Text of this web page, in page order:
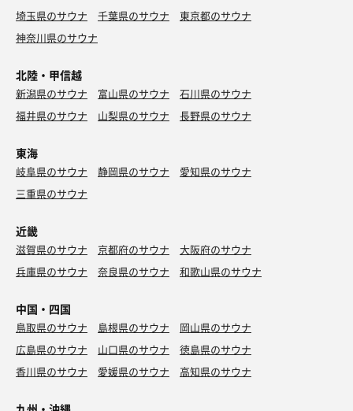
埼玉県のサウナ
千葉県のサウナ
東京都のサウナ
神奈川県のサウナ
北陸・甲信越
新潟県のサウナ 富山県のサウナ
石川県のサウナ
福井県のサウナ
山梨県のサウナ 長野県のサウナ
東海
岐阜県のサウナ 静岡県のサウナ
愛知県のサウナ
三重県のサウナ
近畿
滋賀県のサウナ 京都府のサウナ
大阪府のサウナ
兵庫県のサウナ
奈良県のサウナ 和歌山県のサウナ
中国・四国
鳥取県のサウナ 島根県のサウナ
岡山県のサウナ
広島県のサウナ
山口県のサウナ
徳島県のサウナ
香川県のサウナ
愛媛県のサウナ 高知県のサウナ